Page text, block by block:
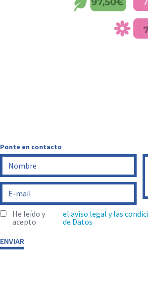
Ponte en contacto
He leído y
acepto
el aviso legal y las
de Datos